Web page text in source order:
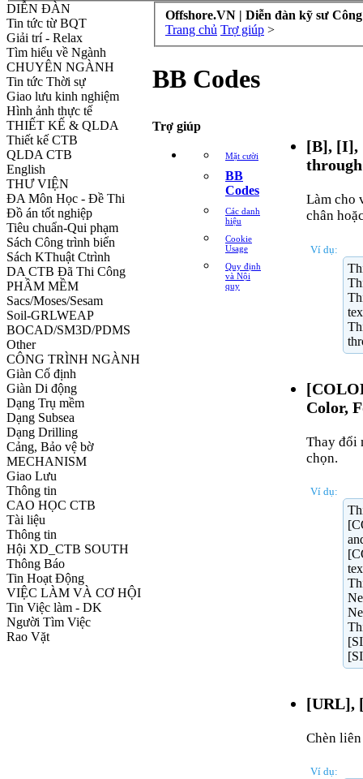
DIỄN ĐÀN
Tin tức từ BQT
Giải trí - Relax
Tìm hiểu về Ngành
CHUYÊN NGÀNH
Tin tức Thời sự
Giao lưu kinh nghiệm
Hình ảnh thực tế
THIẾT KẾ & QLDA
Thiết kế CTB
QLDA CTB
English
THƯ VIỆN
ĐA Môn Học - Đề Thi
Đồ án tốt nghiệp
Tiêu chuẩn-Qui phạm
Sách Công trình biển
Sách KThuật Ctrình
DA CTB Đã Thi Công
PHẦM MỀM
Sacs/Moses/Sesam
Soil-GRLWEAP
BOCAD/SM3D/PDMS
Other
CÔNG TRÌNH NGÀNH
Giàn Cố định
Giàn Di động
Dạng Trụ mềm
Dạng Subsea
Dạng Drilling
Cảng, Bảo vệ bờ
MECHANISM
Giao Lưu
Thông tin
CAO HỌC CTB
Tài liệu
Thông tin
Hội XD_CTB SOUTH
Thông Báo
Tin Hoạt Động
VIỆC LÀM VÀ CƠ HỘI
Tin Việc làm - DK
Người Tìm Việc
Rao Vặt
Offshore.VN | Diễn đàn kỹ sư
Trang chủ Trợ giúp >
BB Codes
Trợ giúp
Mặt cười
BB
Codes
Các danh
hiệu
Cookie
Usage
Quy định
và Nội
quy
[B], [I],
through
Làm cho
chân
Ví dụ:
Color,
Thay đổi
chọn.
Ví dụ:
[URL],
Chèn
Ví dụ: